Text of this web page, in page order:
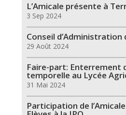
L’Amicale présente à
3 Sep 2024
Conseil d’Administration
29 Août 2024
Faire-part: Enterrement
temporelle au Lycée
31 Mai 2024
Participation de